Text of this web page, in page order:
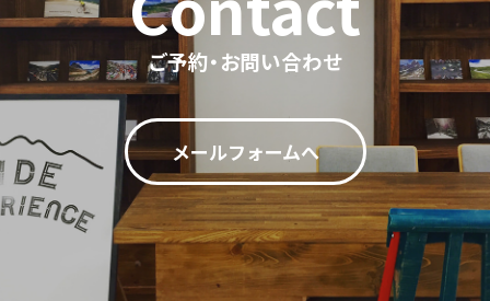
ご予約・お問い合わせ
メールフォームへ